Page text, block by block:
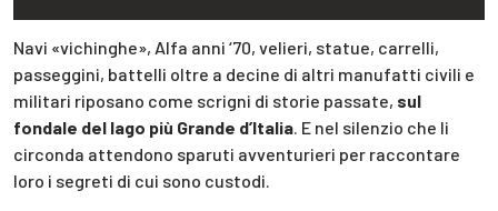
Navi «vichinghe», Alfa anni ‘70, velieri, statue, carrelli,
passeggini, battelli oltre a decine di altri manufatti civili e
militari riposano come scrigni di storie passate, sul
fondale del lago più Grande d’Italia . E nel silenzio che li
circonda attendono sparuti avventurieri per raccontare
loro i segreti di cui sono custodi.